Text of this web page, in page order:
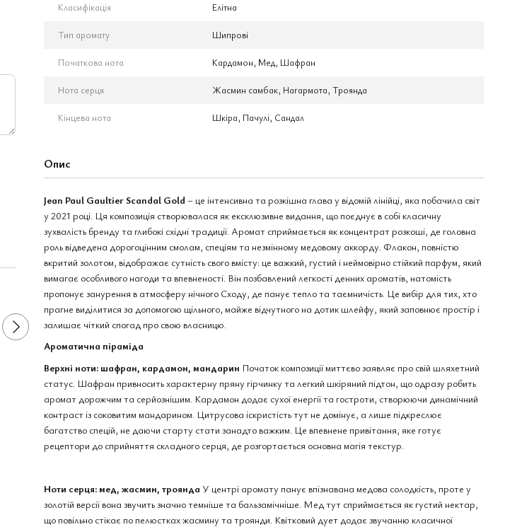
Разом дешевше
Jean Paul Gaultier Scandal
Gold edp, Франція, 1 мл
Jean Paul Gaultier Scandal Le
Parfum Pour Homme edp,
Франція, 5 мл
255 грн
Класифікація Елітна
Тип аромату Шипрові
Початкова нота Кардамон, Мед, Шафран
Нота серця Жасмин самбак, Нагармота, Троянда
Кінцева нота Шкіра, Пачулі, Сандал
Опис
Jean Paul Gaultier Scandal Gold – це інтенсивна та розкішна глава у відомій лінійці, яка побачила світ
у 2021 році. Ця композиція створювалася як ексклюзивне видання, що поєднує в собі класичну
зухвалість бренду та глибокі східні традиції. Аромат сприймається як концентрат розкоші, де головна
роль відведена дорогоцінним смолам, спеціям та незмінному медовому аккорду. Флакон, повністю
вкритий золотом, відображає сутність свого вмісту: це важкий, густий і неймовірно стійкий парфум, який
вимагає особливого нагоди та впевненості. Він позбавлений легкості денних ароматів, натомість
пропонує занурення в атмосферу нічного Сходу, де панує тепло та таємничість. Це вибір для тих, хто
прагне виділитися за допомогою щільного, майже відчутного на дотик шлейфу, який заповнює простір і
залишає чіткий спогад про свою власницю.
Ароматична піраміда
Верхні ноти: шафран, кардамон, мандарин Початок композиції миттєво заявляє про свій шляхетний
статус. Шафран привносить характерну пряну гірчинку та легкий шкіряний підтон, що одразу робить
аромат дорожчим та серйознішим. Кардамон додає сухої енергії та гостроти, створюючи динамічний
контраст із соковитим мандарином. Цитрусова іскристість тут не домінує, а лише підкреслює
багатство спецій, не даючи старту стати занадто важким. Це впевнене привітання, яке готує
рецептори до сприйняття складного серця, де розгортається основна магія текстур.
Ноти серця: мед, жасмин, троянда У центрі аромату панує впізнавана медова солодкість, проте у
золотій версії вона звучить значно темніше та бальзамічніше. Мед тут сприймається як густий нектар,
що повільно стікає по пелюстках жасмину та троянди. Квітковий дует додає звучанню класичної